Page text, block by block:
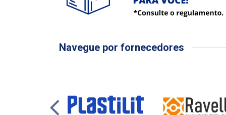
Navegue por fornecedores